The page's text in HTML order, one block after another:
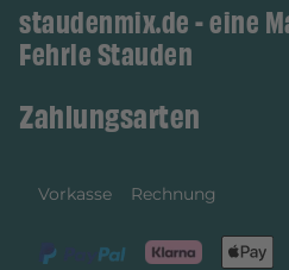
staudenmix.de - eine
Fehrle Stauden
Zahlungsarten
Vorkasse Rechnung